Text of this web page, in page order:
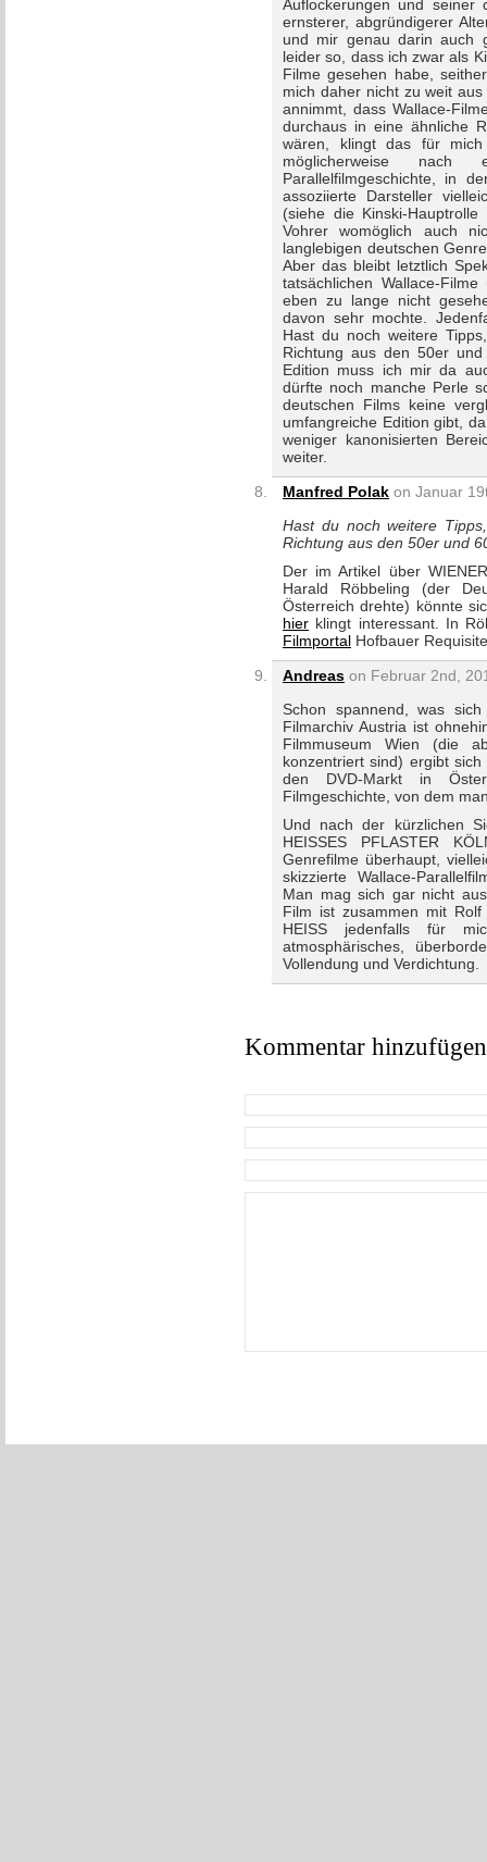
Auflockerungen und seiner
ernsterer, abgründigerer
und mir genau darin auch
leider so, dass ich zwar als
Filme gesehen habe,
mich daher nicht zu weit
annimmt, dass Wallace-
durchaus in eine ähnliche
wären, klingt das für
möglicherweise nach
Parallelfilmgeschichte, in
assoziierte Darsteller
(siehe die Kinski-
Vohrer womöglich auch
langlebigen deutschen
Aber das bleibt letztlich
tatsächlichen Wallace-
eben zu lange nicht
davon sehr mochte.
Hast du noch weitere
Richtung aus den 50er
Edition muss ich mir da
dürfte noch manche Perle
deutschen Films keine
umfangreiche Edition gibt,
weniger kanonisierten
weiter.
Manfred Polak on Januar
Hast du noch weitere
Richtung aus den 50er und
Der im Artikel über
Harald Röbbeling (der
Österreich drehte) könnte
hier klingt interessant. In
Filmportal Hofbauer
Andreas on Februar 2nd,
Schon spannend, was
Filmarchiv Austria ist
Filmmuseum Wien (die
konzentriert sind) ergibt
den DVD-Markt in
Filmgeschichte, von dem
Und nach der kürzlichen
HEISSES PFLASTER
Genrefilme überhaupt,
skizzierte Wallace-
Man mag sich gar nicht
Film ist zusammen mit Rolf
HEISS jedenfalls für
atmosphärisches,
Vollendung und Verdichtung.
Kommentar hinzufügen